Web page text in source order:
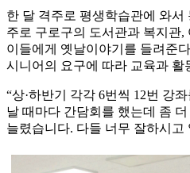
한 달 격주로 평생학습관에 와서
주로 구로구의 도서관과 복지관,
이들에게 옛날이야기를 들려준
시니어의 요구에 따라 교육과 활
“상·하반기 각각 6번씩 12번 강
날 때마다 간담회를 했는데 좀
늘렸습니다. 다들 너무 잘하시고